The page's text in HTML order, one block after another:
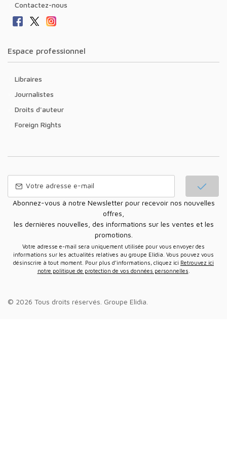
Contactez-nous
Espace professionnel
Libraires
Journalistes
Droits d'auteur
Foreign Rights
Abonnez-vous à notre Newsletter pour recevoir nos nouvelles
offres,
les dernières nouvelles, des informations sur les ventes et les
promotions.
Votre adresse e-mail sera uniquement utilisée pour vous envoyer des
informations sur les actualités relatives au groupe Elidia. Vous pouvez vous
désinscrire à tout moment. Pour plus d’informations, cliquez ici Retrouvez ici
notre politique de protection de vos données personnelles
© 2026 Tous droits réservés. Groupe Elidia.